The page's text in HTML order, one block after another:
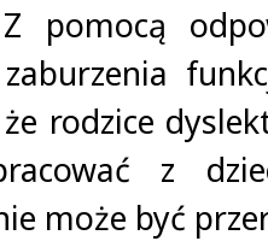
pomocą
rodzice
z
może być